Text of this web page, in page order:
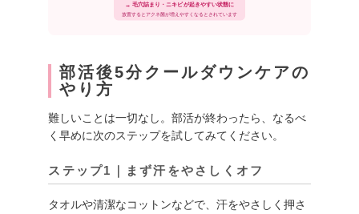
→ 毛穴詰まり・ニキビが起きやすい状態に
放置するとアクネ菌が増えやすくなるとされています
部活後5分クールダウンケアの
やり方
難しいことは一切なし。部活が終わったら、なるべ
く早めに次のステップを試してみてください。
ステップ1｜まず汗をやさしくオフ
タオルや清潔なコットンなどで、汗をやさしく押さ